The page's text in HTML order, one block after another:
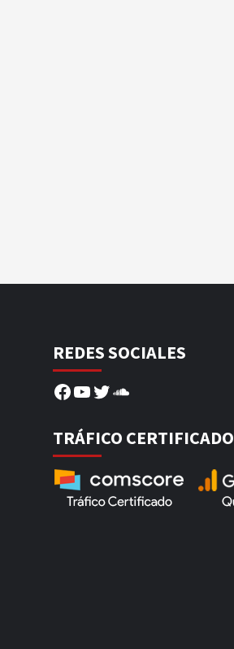
REDES SOCIALES
Facebook
YouTube
Twitter
SoundCloud
TRÁFICO CERTIFICADO